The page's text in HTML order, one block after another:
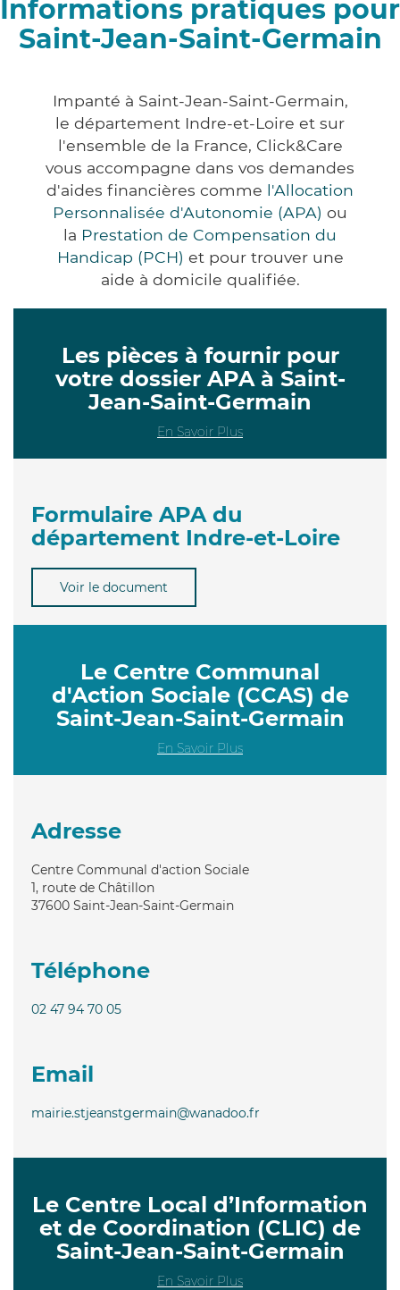
Informations pratiques pour
Saint-Jean-Saint-Germain
Impanté à Saint-Jean-Saint-Germain,
le département Indre-et-Loire et sur
l'ensemble de la France, Click&Care
vous accompagne dans vos demandes
d'aides financières comme l'Allocation
Personnalisée d'Autonomie (APA) ou
la Prestation de Compensation du
Handicap (PCH) et pour trouver une
aide à domicile qualifiée.
Les pièces à fournir pour
votre dossier APA à Saint-
Jean-Saint-Germain
En Savoir Plus
Formulaire APA du
département Indre-et-Loire
Voir le document
Le Centre Communal
d'Action Sociale (CCAS) de
Saint-Jean-Saint-Germain
En Savoir Plus
Adresse
Centre Communal d'action Sociale
1, route de Châtillon
37600 Saint-Jean-Saint-Germain
Téléphone
02 47 94 70 05
Email
mairie.stjeanstgermain@wanadoo.fr
Le Centre Local d’Information
et de Coordination (CLIC) de
Saint-Jean-Saint-Germain
En Savoir Plus